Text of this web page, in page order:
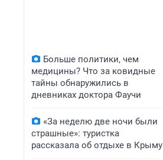
Больше политики, чем
медицины? Что за ковидные
тайны обнаружились в
дневниках доктора Фаучи
«За неделю две ночи были
страшные»: туристка
рассказала об отдыхе в Крыму